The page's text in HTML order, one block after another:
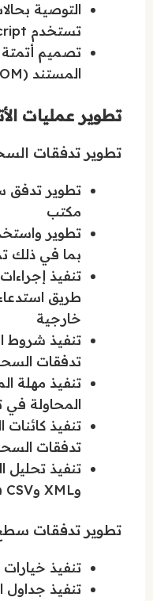
التوصية
تستخدم JavaScript
تصميم
المستند (DOM)
تطوير عمليات الأتمتة –
تطوير تدفقات
تطوير
مكتب
تطوير
بما في ذلك
تنفيذ
طريق
خارجية
تنفيذ شروط
تدفقات
تنفيذ مهلة
المحاولة في
تنفيذ كائنات
تدفقات
وXML وCSV في تدفقات السحابة
تطوير تدفقات
تنفيذ